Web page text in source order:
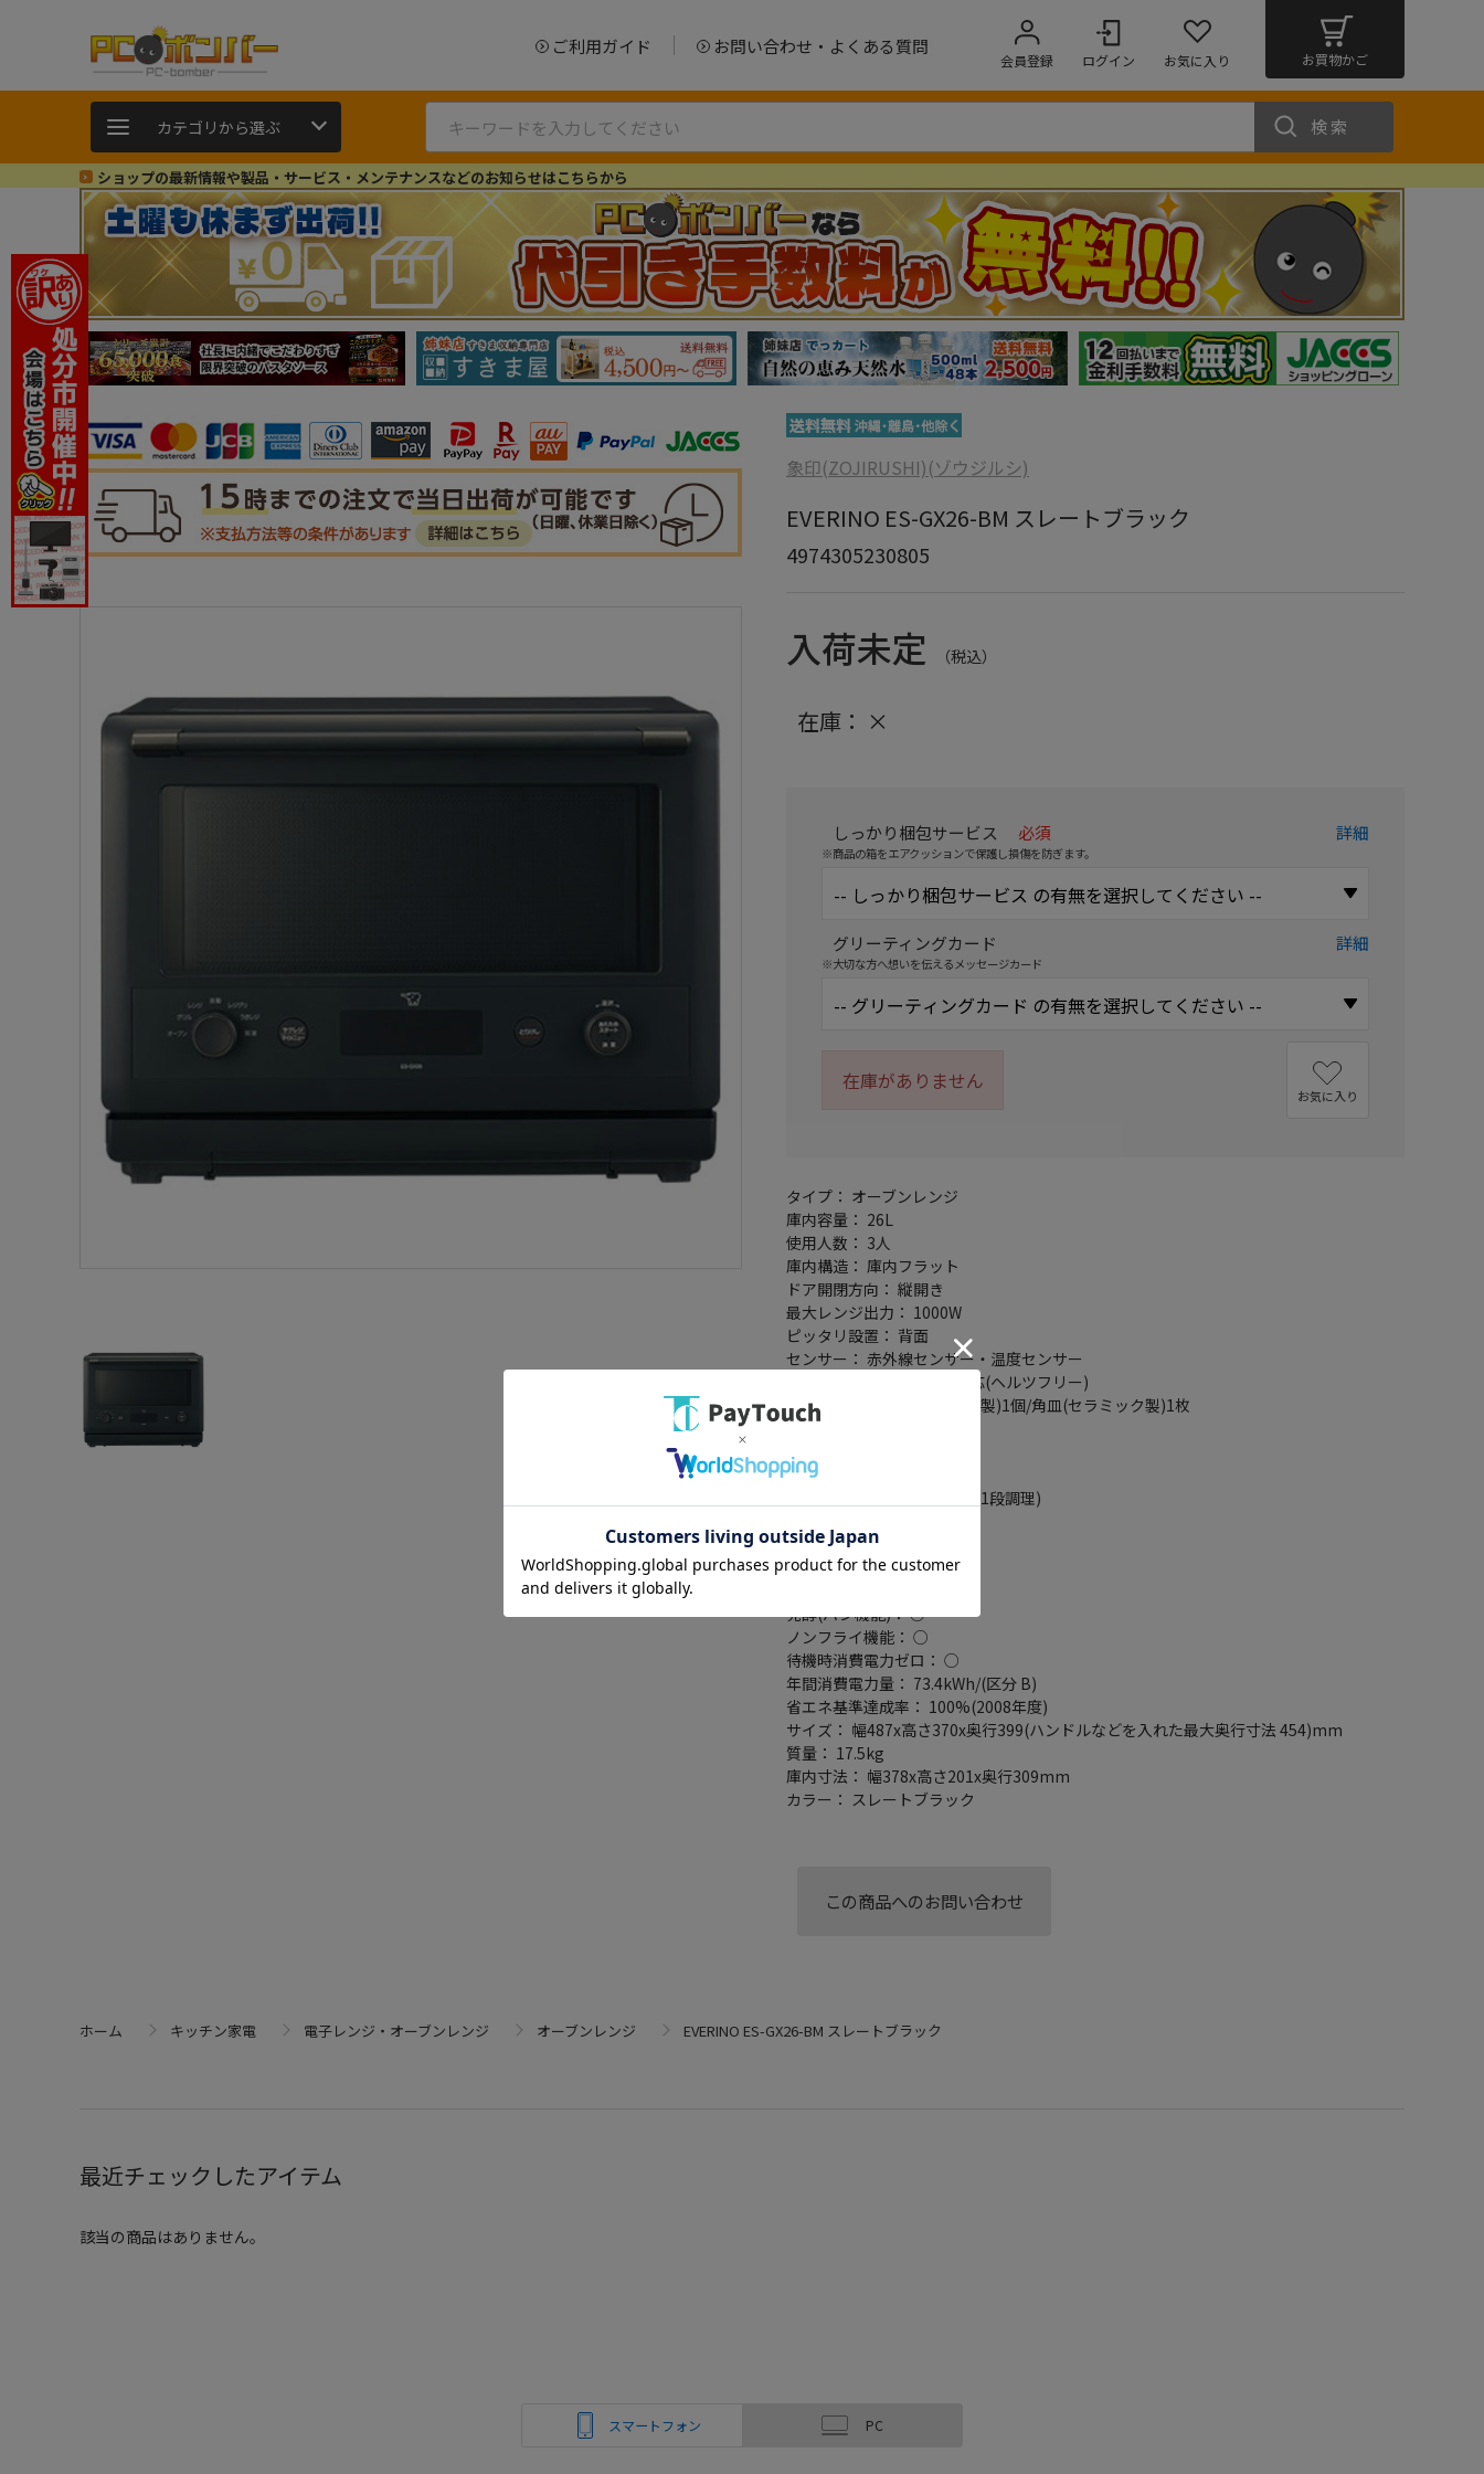
ご利用ガイド お問い合わせ・よくある質問
会員登録 ログイン お気に入り お買物かご
カテゴリから選ぶ 検索
ショップの最新情報や製品・サービス・メンテナンスなどのお知らせはこちらから
象印(ZOJIRUSHI)(ゾウジルシ)
EVERINO ES-GX26-BM スレートブラック
4974305230805
入荷未定 （税込）
在庫： ×
しっかり梱包サービス 必須
※商品の箱をエアクッションで保護し損傷を防ぎます。
詳細
グリーティングカード
※大切な方へ想いを伝えるメッセージカード
詳細
在庫がありません
お気に入り
タイプ： オーブンレンジ
庫内容量： 26L
使用人数： 3人
庫内構造： 庫内フラット
ドア開閉方向： 縦開き
最大レンジ出力： 1000W
ピッタリ設置： 背面
センサー： 赤外線センサー・温度センサー
電源(周波数)： 50/60Hz対応(ヘルツフリー)
付属品： ボウル(耐熱ガラス製)1個/角皿(セラミック製)1枚
自動メニュー数： 52
脱臭： ○
加熱方式： 上下ヒーター式(1段調理)
オーブン最高温度： 250 ℃
オーブン最低温度： 100 ℃
発酵(パン機能)： ○
ノンフライ機能： ○
待機時消費電力ゼロ： ○
年間消費電力量： 73.4kWh/(区分 B)
省エネ基準達成率： 100%(2008年度)
サイズ： 幅487x高さ370x奥行399(ハンドルなどを入れた最大奥行寸法 454)mm
質量： 17.5kg
庫内寸法： 幅378x高さ201x奥行309mm
カラー： スレートブラック
この商品へのお問い合わせ
ホーム キッチン家電 電子レンジ・オーブンレンジ オーブンレンジ EVERINO ES-GX26-BM スレートブラック
最近チェックしたアイテム
該当の商品はありません。
スマートフォン PC